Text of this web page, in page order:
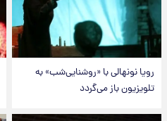
رویا نونهالی با «روشنایی‌شب» به
تلویزیون باز می‌گردد